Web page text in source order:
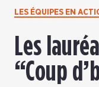
LES ÉQUIPES EN
Les
“Coup